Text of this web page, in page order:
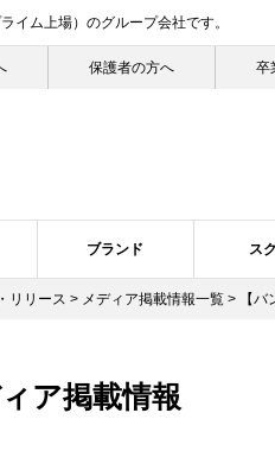
イム上場） のグループ会社です。
保護者の方へ 卒
ブランド ス
リリース > メディア掲載情報一覧 > 【バ
ア掲載情報